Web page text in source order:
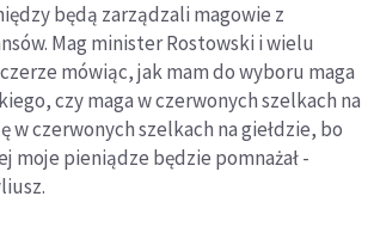
będą zarządzali magowie z
Mag minister Rostowski i wielu
mówiąc, jak mam do wyboru maga
czy maga w czerwonych szelkach na
w czerwonych szelkach na giełdzie, bo
moje pieniądze będzie pomnażał -